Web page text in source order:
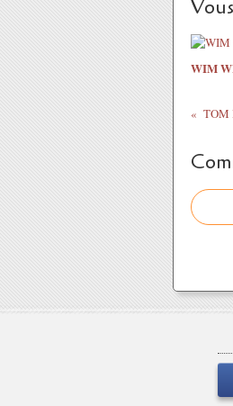
WIM
TOM